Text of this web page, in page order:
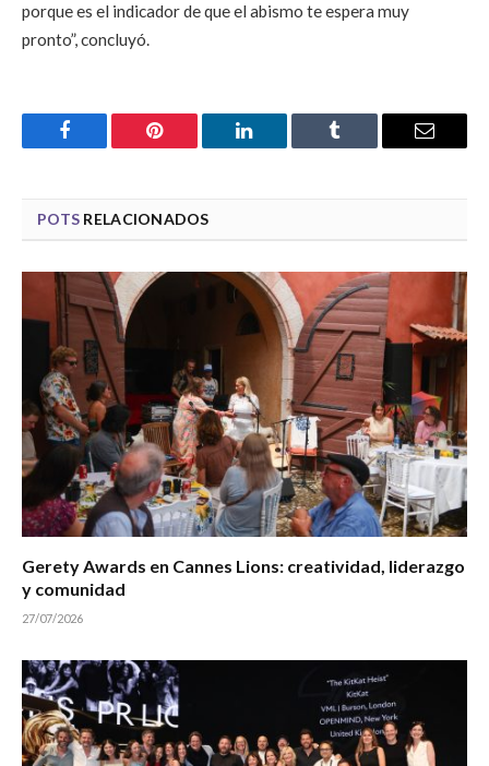
porque es el indicador de que el abismo te espera muy
pronto”, concluyó.
Facebook Pinterest LinkedIn Tumblr Email
POTS RELACIONADOS
Gerety Awards en Cannes Lions: creatividad, liderazgo
y comunidad
27/07/2026